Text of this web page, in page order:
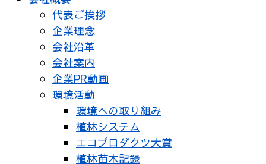
代表ご挨拶
企業理念
会社沿革
会社案内
企業PR動画
環境活動
環境への取り組み
植林システム
エコプロダクツ大賞
植林苗木記録